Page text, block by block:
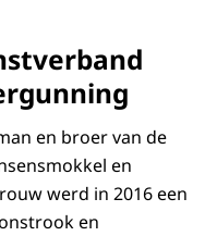
en broer van de
en
werd in 2016 een
en